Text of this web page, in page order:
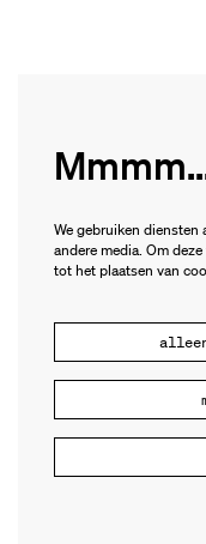
We gebruiken diensten
andere media. Om
tot het plaatsen van